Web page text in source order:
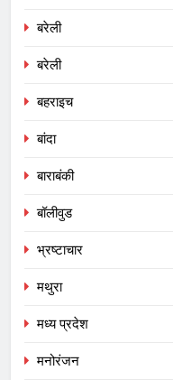
बरेली
बरेली
बहराइच
बांदा
बाराबंकी
बॉलीवुड
भ्रष्टाचार
मथुरा
मध्य प्रदेश
मनोरंजन